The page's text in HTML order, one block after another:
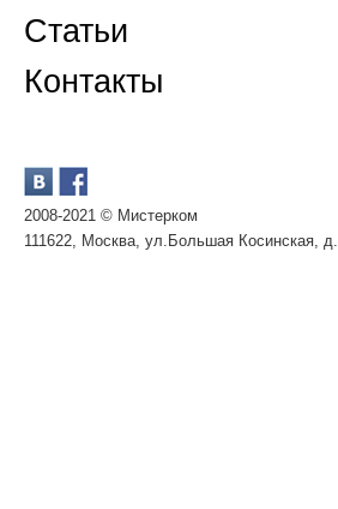
Статьи
Контакты
2008-2021 © Мистерком
111622, Москва, ул.Большая Косинская,